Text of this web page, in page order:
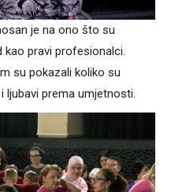
je na ono što su
kao pravi profesionalci.
su pokazali koliko su
ljubavi prema umjetnosti.